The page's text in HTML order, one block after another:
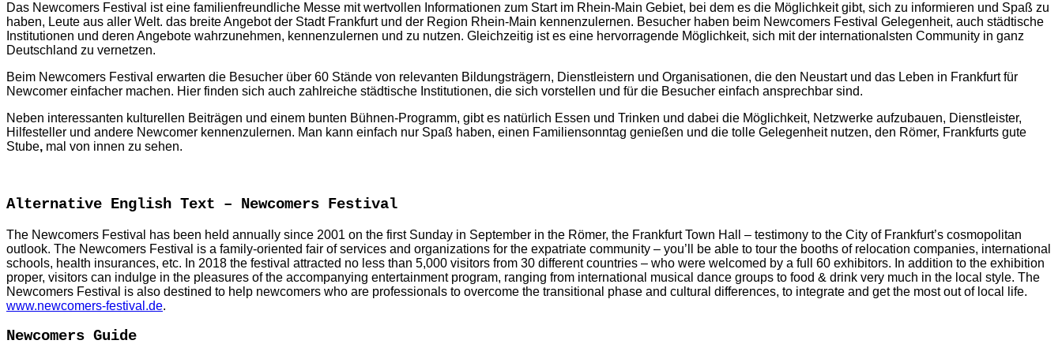
Das Newcomers Festival ist eine familienfreundliche Messe mit wertvollen Informationen zum Start im Rhein-Main Gebiet, bei dem es die Möglichkeit gibt, sich zu informieren und Spaß zu
haben, Leute aus aller Welt. das breite Angebot der Stadt Frankfurt und der Region Rhein-Main kennenzulernen. Besucher haben beim Newcomers Festival Gelegenheit, auch städtische
Institutionen und deren Angebote wahrzunehmen, kennenzulernen und zu nutzen. Gleichzeitig ist es eine hervorragende Möglichkeit, sich mit der internationalsten Community in ganz
Deutschland zu vernetzen.
Beim Newcomers Festival erwarten die Besucher über 60 Stände von relevanten Bildungsträgern, Dienstleistern und Organisationen, die den Neustart und das Leben in Frankfurt für
Newcomer einfacher machen. Hier finden sich auch zahlreiche städtische Institutionen, die sich vorstellen und für die Besucher einfach ansprechbar sind.
Neben interessanten kulturellen Beiträgen und einem bunten Bühnen-Programm, gibt es natürlich Essen und Trinken und dabei die Möglichkeit, Netzwerke aufzubauen, Dienstleister,
Hilfesteller und andere Newcomer kennenzulernen. Man kann einfach nur Spaß haben, einen Familiensonntag genießen und die tolle Gelegenheit nutzen, den Römer, Frankfurts gute
Stube, mal von innen zu sehen.
Alternative English Text – Newcomers Festival
The Newcomers Festival has been held annually since 2001 on the first Sunday in September in the Römer, the Frankfurt Town Hall – testimony to the City of Frankfurt’s cosmopolitan
outlook. The Newcomers Festival is a family-oriented fair of services and organizations for the expatriate community – you’ll be able to tour the booths of relocation companies, international
schools, health insurances, etc. In 2018 the festival attracted no less than 5,000 visitors from 30 different countries – who were welcomed by a full 60 exhibitors. In addition to the exhibition
proper, visitors can indulge in the pleasures of the accompanying entertainment program, ranging from international musical dance groups to food & drink very much in the local style. The
Newcomers Festival is also destined to help newcomers who are professionals to overcome the transitional phase and cultural differences, to integrate and get the most out of local life.
www.newcomers-festival.de.
Newcomers Guide